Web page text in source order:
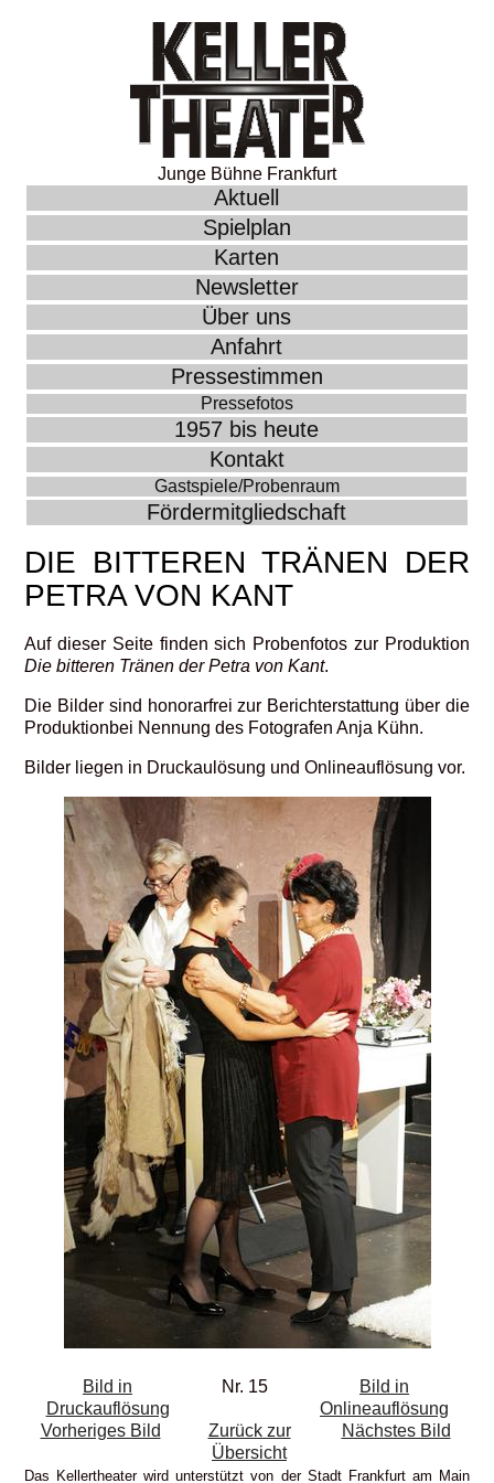
Junge Bühne Frankfurt
Aktuell
Spielplan
Karten
Newsletter
Über uns
Anfahrt
Pressestimmen
Pressefotos
1957 bis heute
Kontakt
Gastspiele/Probenraum
Fördermitgliedschaft
DIE BITTEREN TRÄNEN DER
PETRA VON KANT
Auf dieser Seite finden sich Probenfotos zur Produktion
Die bitteren Tränen der Petra von Kant.
Die Bilder sind honorarfrei zur Berichterstattung über die
Produktionbei Nennung des Fotografen Anja Kühn.
Bilder liegen in Druckaulösung und Onlineauflösung vor.
Bild in
Druckauflösung
Nr. 15
Bild in
Onlineauflösung
Vorheriges Bild
Zurück zur
Übersicht
Nächstes Bild
Das Kellertheater wird unterstützt von der Stadt Frankfurt am Main